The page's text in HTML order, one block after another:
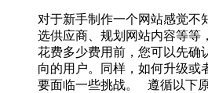
对于新手制作一个网站感觉不
选供应商、规划网站内容等等
花费多少费用前，您可以先确
向的用户。同样，如何升级或
要面临一些挑战。 遵循以下